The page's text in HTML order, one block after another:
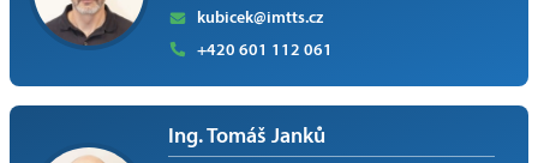
kubicek@imtts.cz
+420 601 112 061
Ing. Tomáš Janků